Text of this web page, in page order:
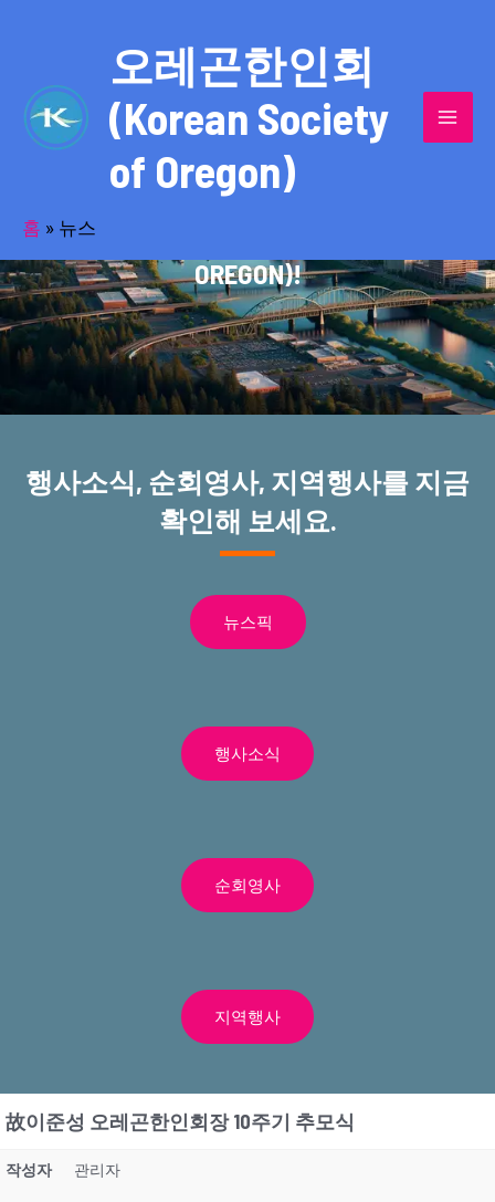
오레곤한인회
(Korean Society
of Oregon)
홈 » 뉴스
반세기의 세월을 품고 동포사회를 섬겨온
오레곤한인회(KOREAN SOCIETY OF
OREGON)!
행사소식, 순회영사, 지역행사를 지금
확인해 보세요.
뉴스픽
행사소식
순회영사
지역행사
故이준성 오레곤한인회장 10주기 추모식
작성자 관리자